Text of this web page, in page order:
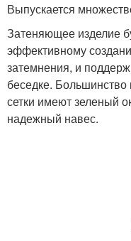
Выпускается
Затеняющее изделие
эффективному
затемнения, и
беседке.
сетки имеют зеленый
надежный навес.